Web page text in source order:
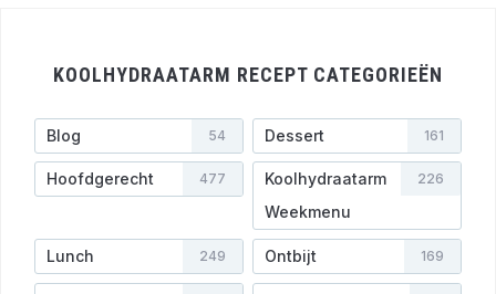
KOOLHYDRAATARM RECEPT CATEGORIEËN
Blog 54 Dessert 161
Hoofdgerecht 477
Koolhydraatarm
Weekmenu
226
Lunch 249 Ontbijt 169